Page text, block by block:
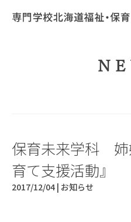
保育未来学科 姉
育て支援活動』
2017/12/04 | お知らせ